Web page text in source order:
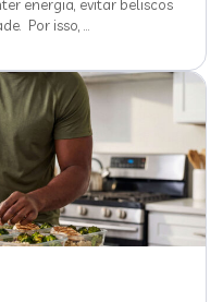
energia, evitar beliscos
Por isso, …